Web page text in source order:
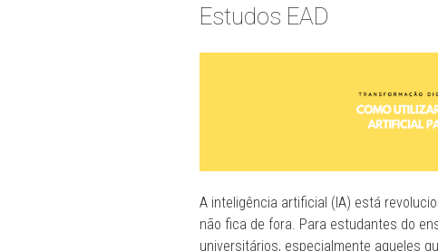
para
o
Estudos EAD
A inteligência artificial (IA) está
não fica de fora. Para estudantes do
universitários, especialmente aqueles